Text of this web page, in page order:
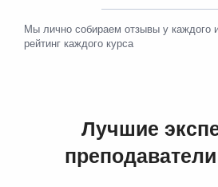
Мы лично собираем отзывы у каждого
рейтинг каждого курса
Лучшие